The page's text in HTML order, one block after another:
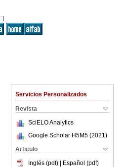
Servicios Personalizados
Revista
SciELO Analytics
Google Scholar H5M5 (2021 )
Articulo
Inglés (pdf) | Español (pdf)